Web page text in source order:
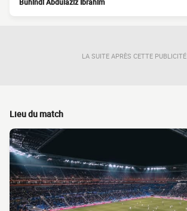
LA SUITE APRÈS CETTE PUBLICITÉ
Lieu du match